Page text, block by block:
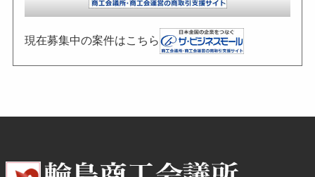
現在募集中の案件はこちら